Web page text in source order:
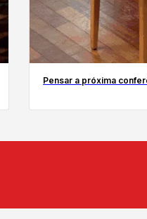
Pensar a próxima